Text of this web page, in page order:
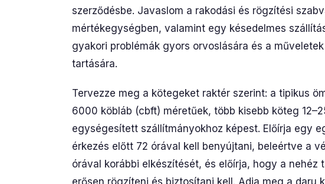
szerződésbe. Javaslom a rakodási és rögzítési
mértékegységben, valamint egy késedelmes
gyakori problémák gyors orvoslására és a
tartására.
Tervezze meg a kötegeket raktér szerint: a tipikus
6000 köbláb (cbft) méretűek, több kisebb köteg
egységesített szállítmányokhoz képest. Előírja egy
érkezés előtt 72 órával kell benyújtani, beleértve a
órával korábbi elkészítését, és előírja, hogy a
erősen rögzíteni és biztosítani kell. Adja meg a daru